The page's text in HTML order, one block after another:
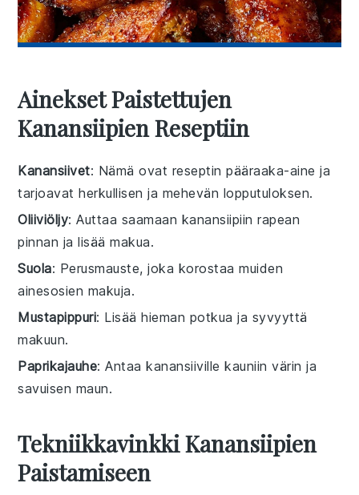
Ainekset Paistettujen
Kanansiipien Reseptiin
Kanansiivet: Nämä ovat reseptin pääraaka-aine ja
tarjoavat herkullisen ja mehevän lopputuloksen.
Oliiviöljy: Auttaa saamaan kanansiipiin rapean
pinnan ja lisää makua.
Suola: Perusmauste, joka korostaa muiden
ainesosien makuja.
Mustapippuri: Lisää hieman potkua ja syvyyttä
makuun.
Paprikajauhe: Antaa kanansiiville kauniin värin ja
savuisen maun.
Tekniikkavinkki Kanansiipien
Paistamiseen